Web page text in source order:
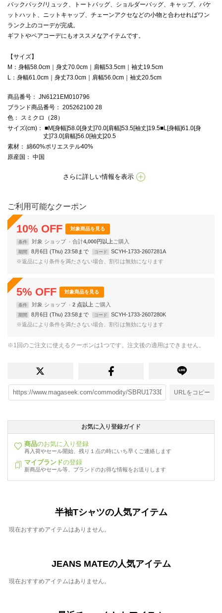
バックパック/リュック、トートバッグ、ショルダーバッグ、キャップ、バケ
ットハット、ニットキャップ、チェーンアクセなどの小物と合わせればワン
ランク上のコーデが完成。
ギフトやペアコーデにもオススメなアイテムです。
【サイズ】
M：身幅58.0cm｜身丈70.0cm｜肩幅53.5cm｜袖丈19.5cm
L：身幅61.0cm｜身丈73.0cm｜肩幅56.0cm｜袖丈20.5cm
商品番号 ： JN6121EM010796
ブランド商品番号 ： 205262100 28
色 ： スミクロ（28）
サイズ(cm) ： ■M[身幅]58.0[身丈]70.0[肩幅]53.5[袖丈]19.5■L[身幅]61.0[身
丈]73.0[肩幅]56.0[袖丈]20.5
素材 ： 綿60%ポリエステル40%
原産国 ： 中国
さらに詳しい情報を表示
ご利用可能なクーポン
10% OFF 対象商品を見る
条件 対象 ショップ 合計4,000円以上
期間 8月6日 (Thu) 23:58まで コード
SCYH-1733-2607281A
※返品により条件を満たさない場合、割引は無効になります
5% OFF 対象商品を見る
条件 対象 ショップ 2 点以上
期間 8月6日 (Thu) 23:58まで コード
SCYH-1733-2607280K
※返品により条件を満たさない場合、割引は無効になります
※1回のご注文に使えるクーポンは1つです。注文後の適用はできません。
URLをコピー
お気に入り登録ガイド
商品のお気に入り登録
再入荷やセール開始、残り１点の時にいち早くご連絡します
マイブランドの登録
新商品やセール等、ブランドのお得な情報をお送りします
半袖Tシャツの人気アイテム
現在おすすめアイテムはありません。
JEANS MATEの人気アイテム
現在おすすめアイテムはありません。